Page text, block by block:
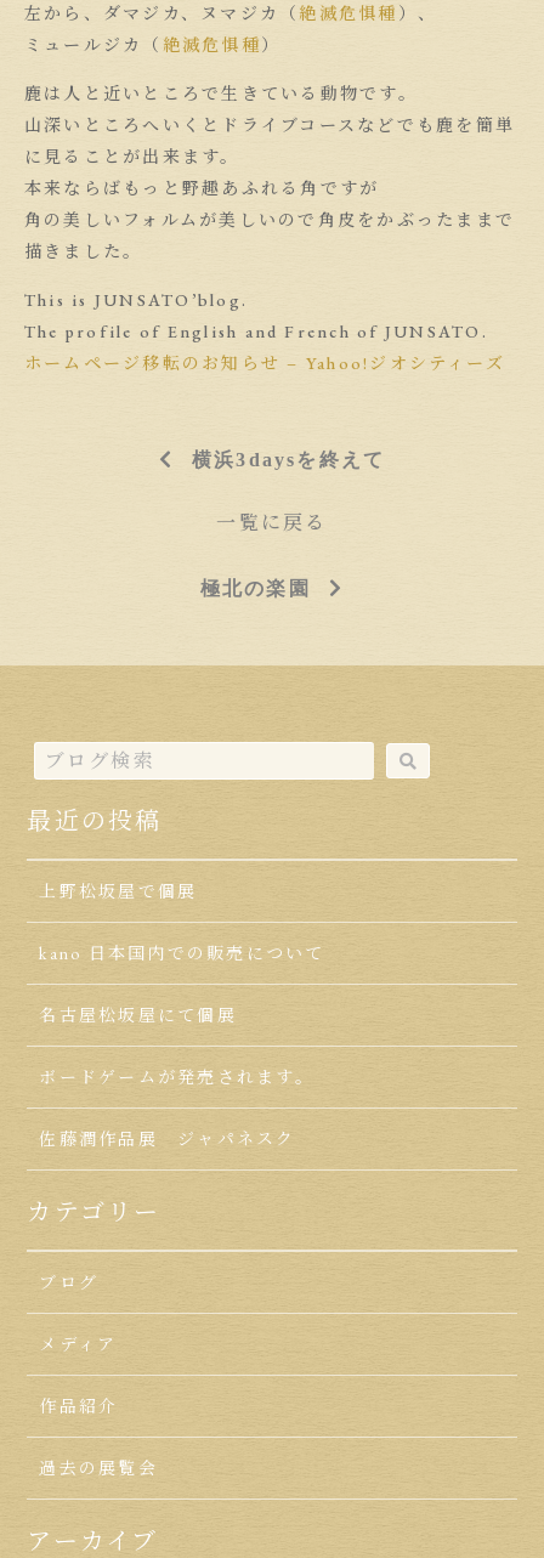
左から、ダマジカ、ヌマジカ（絶滅危惧種 ）、
ミュールジカ（ 絶滅危惧種）
鹿は人と近いところで生きている動物です。
山深いところへいくとドライブコースなどでも鹿を簡単
に見ることが出来ます。
本来ならばもっと野趣あふれる角ですが
角の美しいフォルムが美しいので角皮をかぶったままで
描きました。
This is JUNSATO’blog.
The profile of English and French of JUNSATO.
ホームページ移転のお知らせ – Yahoo!ジオシティーズ
横浜3daysを終えて
一覧に戻る
極北の楽園
最近の投稿
上野松坂屋で個展
kano 日本国内での販売について
名古屋松坂屋にて個展
ボードゲームが発売されます。
佐藤潤作品展 ジャパネスク
カテゴリー
ブログ
メディア
作品紹介
過去の展覧会
アーカイブ